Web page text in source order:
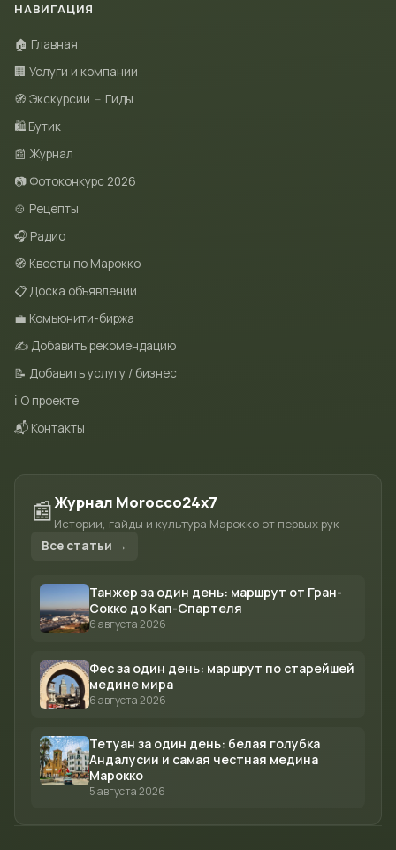
НАВИГАЦИЯ
🏠 Главная
🏢 Услуги и компании
🧭 Экскурсии – Гиды
🛍 Бутик
📰 Журнал
📷 Фотоконкурс 2026
🍲 Рецепты
🎧 Радио
🧭 Квесты по Марокко
📋 Доска объявлений
💼 Комьюнити-биржа
✍️ Добавить рекомендацию
📝 Добавить услугу / бизнес
ℹ️ О проекте
📬 Контакты
📰Журнал Morocco24x7
Истории, гайды и культура Марокко от первых рук
Все статьи →
Танжер за один день: маршрут от Гран-
Сокко до Кап-Спартеля
6 августа 2026
Фес за один день: маршрут по старейшей
медине мира
6 августа 2026
Тетуан за один день: белая голубка
Андалусии и самая честная медина
Марокко
5 августа 2026